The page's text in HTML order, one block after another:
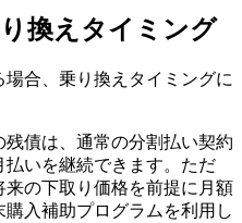
換えタイミング
合、乗り換えタイミングに
債は、通常の分割払い契約
いを継続できます。ただ
の下取り価格を前提に月額
入補助プログラムを利用し